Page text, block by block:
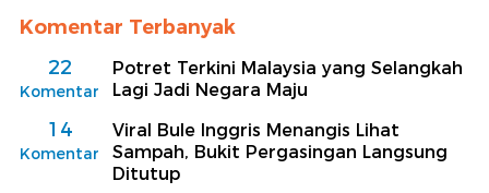
Komentar Terbanyak
22
Komentar
Potret Terkini Malaysia yang Selangkah
Lagi Jadi Negara Maju
14
Komentar
Viral Bule Inggris Menangis Lihat
Sampah, Bukit Pergasingan Langsung
Ditutup